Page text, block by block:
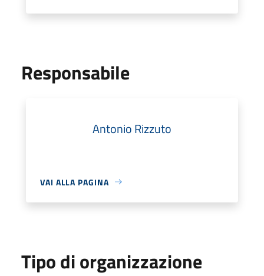
Responsabile
Antonio Rizzuto
VAI ALLA PAGINA
Tipo di organizzazione